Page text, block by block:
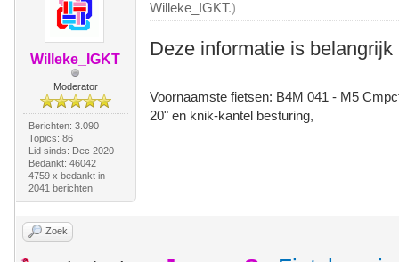
Willeke_IGKT
Moderator
Berichten: 3.090
Topics: 86
Lid sinds: Dec 2020
Bedankt: 46042
4759 x bedankt in
2041 berichten
Willeke_IGKT.)
Deze informatie is
Voornaamste fietsen: B4M 041 - M5
20" en knik-kantel besturing,
Zoek